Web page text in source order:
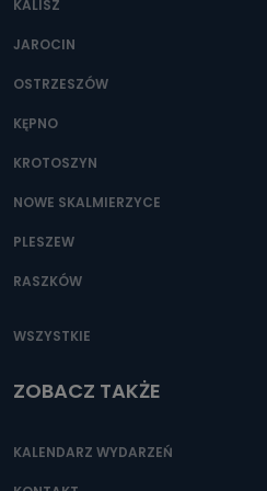
Można to zrobić pod numerem
KALISZ
JAROCIN
OSTRZESZÓW
KĘPNO
KROTOSZYN
NOWE SKALMIERZYCE
PLESZEW
RASZKÓW
WSZYSTKIE
ZOBACZ TAKŻE
KALENDARZ WYDARZEŃ